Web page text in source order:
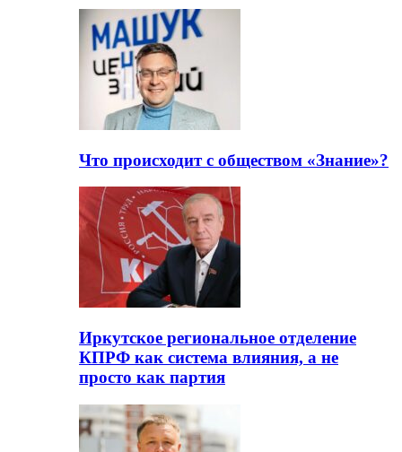
Что происходит с обществом «Знание»?
Иркутское региональное отделение
КПРФ как система влияния, а не
просто как партия